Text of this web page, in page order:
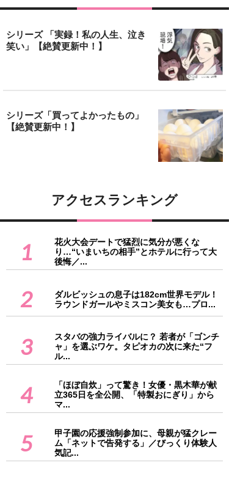
シリーズ 「実録！私の人生、泣き
笑い」【絶賛更新中！】
シリーズ「買ってよかったもの」
【絶賛更新中！】
アクセスランキング
1
花火大会デートで猛烈に気分が悪くな
り…“いまいちの相手”とホテルに行って大
後悔／...
2
ダルビッシュの息子は182cm世界モデル！
ラウンドガールやミスコン美女も…プロ...
3
スタバの強力ライバルに？ 若者が「ゴンチ
ャ」を選ぶワケ。タピオカの次に来た“フ
ル...
4
「ほぼ自炊」って驚き！女優・黒木華が献
立365日を全公開、「特製おにぎり」から
マ...
5
甲子園の応援強制参加に、母親が猛クレー
ム「ネットで告発する」／びっくり体験人
気記...